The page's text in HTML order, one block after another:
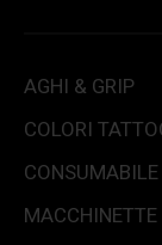
AGHI & GRIP
COLORI